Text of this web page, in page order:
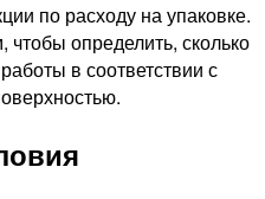
по расходу на упаковке.
чтобы определить, сколько
в соответствии с